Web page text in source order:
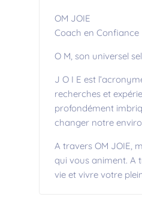
OM JOIE
Coach en Confiance
O M, son universel
J O I E est
recherches et
profondément
changer notre
A travers OM JOIE,
qui vous animent. A
vie et vivre votre